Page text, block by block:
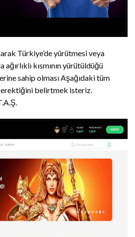
Türkiye’de yürütmesi veya
ağırlıklı kısmının yürütüldüğü
sahip olması Aşağıdaki tüm
belirtmek isteriz.